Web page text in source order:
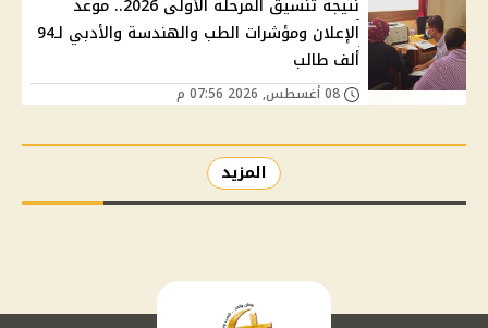
الإعلان ومؤشرات الطب والهندسة والأدبي لـ94
ألف طالب
المزيد